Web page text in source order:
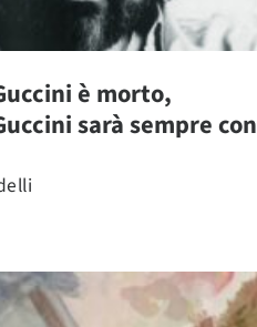
è morto,
sarà sempre con